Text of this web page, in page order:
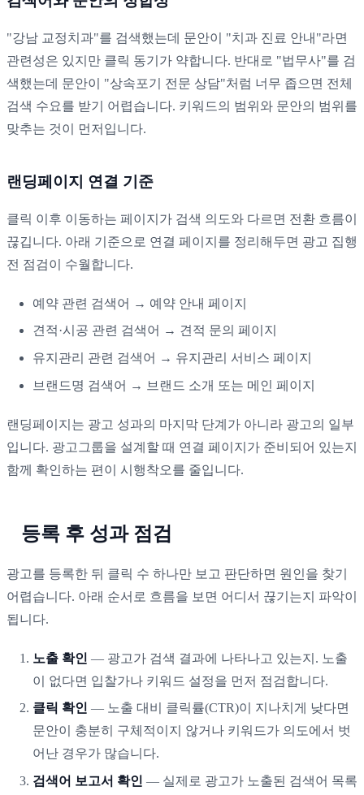
"강남 교정치과"를 검색했는데 문안이 "치과 진료 안내"라면
관련성은 있지만 클릭 동기가 약합니다. 반대로 "법무사"를 검
색했는데 문안이 "상속포기 전문 상담"처럼 너무 좁으면 전체
검색 수요를 받기 어렵습니다. 키워드의 범위와 문안의 범위를
맞추는 것이 먼저입니다.
랜딩페이지 연결 기준
클릭 이후 이동하는 페이지가 검색 의도와 다르면 전환 흐름이
끊깁니다. 아래 기준으로 연결 페이지를 정리해두면 광고 집행
전 점검이 수월합니다.
예약 관련 검색어 → 예약 안내 페이지
견적·시공 관련 검색어 → 견적 문의 페이지
유지관리 관련 검색어 → 유지관리 서비스 페이지
브랜드명 검색어 → 브랜드 소개 또는 메인 페이지
랜딩페이지는 광고 성과의 마지막 단계가 아니라 광고의 일부
입니다. 광고그룹을 설계할 때 연결 페이지가 준비되어 있는지
함께 확인하는 편이 시행착오를 줄입니다.
등록 후 성과 점검
광고를 등록한 뒤 클릭 수 하나만 보고 판단하면 원인을 찾기
어렵습니다. 아래 순서로 흐름을 보면 어디서 끊기는지 파악이
됩니다.
노출 확인 — 광고가 검색 결과에 나타나고 있는지. 노출
이 없다면 입찰가나 키워드 설정을 먼저 점검합니다.
클릭 확인 — 노출 대비 클릭률(CTR)이 지나치게 낮다면
문안이 충분히 구체적이지 않거나 키워드가 의도에서 벗
어난 경우가 많습니다.
검색어 보고서 확인 — 실제로 광고가 노출된 검색어 목록